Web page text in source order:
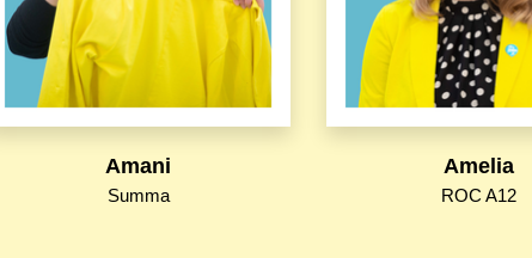
Amani
Summa
Amelia
ROC A12